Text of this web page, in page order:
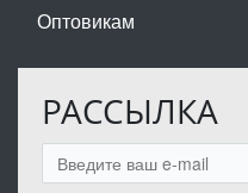
Оптовикам
РАССЫЛКА